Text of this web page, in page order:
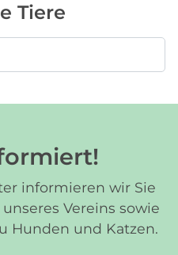
Tiere
informieren wir Sie
Vereins sowie
Hunden und Katzen.